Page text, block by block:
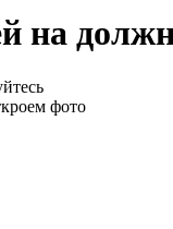
на
фото